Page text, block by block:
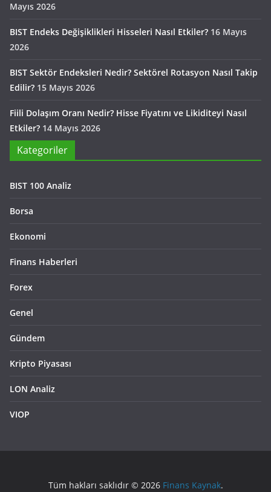
Mayıs 2026
BIST Endeks Değişiklikleri Hisseleri Nasıl Etkiler? 16 Mayıs
2026
BIST Sektör Endeksleri Nedir? Sektörel Rotasyon Nasıl Takip
Edilir? 15 Mayıs 2026
Fiili Dolaşım Oranı Nedir? Hisse Fiyatını ve Likiditeyi Nasıl
Etkiler? 14 Mayıs 2026
Kategoriler
BIST 100 Analiz
Borsa
Ekonomi
Finans Haberleri
Forex
Genel
Gündem
Kripto Piyasası
LON Analiz
VIOP
Tüm hakları saklıdır © 2026 Finans Kaynak.